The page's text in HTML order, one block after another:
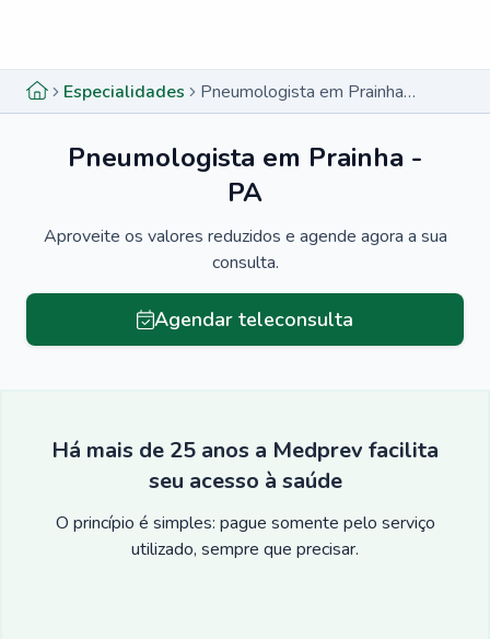
Especialidades Pneumologista em Prainha - PA
Pneumologista em Prainha -
PA
Aproveite os valores reduzidos e agende agora a sua
consulta.
Agendar teleconsulta
Há mais de 25 anos a Medprev facilita
seu acesso à saúde
O princípio é simples: pague somente pelo serviço
utilizado, sempre que precisar.